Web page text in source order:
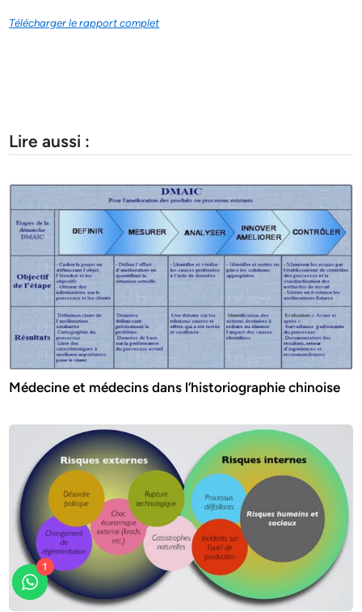
Télécharger le rapport complet
Lire aussi :
Médecine et médecins dans l’historiographie chinoise
1